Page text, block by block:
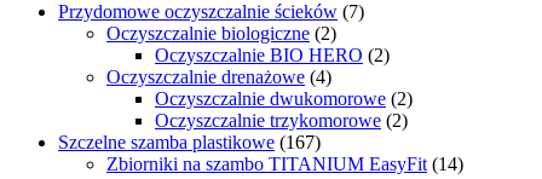
Przydomowe oczyszczalnie ścieków (7)
Oczyszczalnie biologiczne (2)
Oczyszczalnie BIO HERO (2)
Oczyszczalnie drenażowe (4)
Oczyszczalnie dwukomorowe (2)
Oczyszczalnie trzykomorowe (2)
Szczelne szamba plastikowe (167)
Zbiorniki na szambo TITANIUM EasyFit (14)